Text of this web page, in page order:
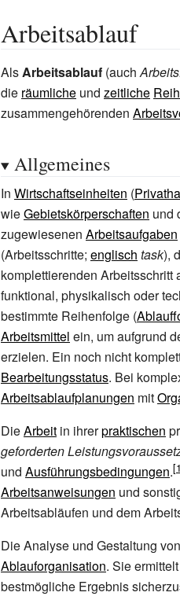
Arbeitsablauf
AlsArbeitsablauf (auch
die räumliche und zeitliche
zusammengehörenden
Allgemeines
In Wirtschaftseinheiten (
wieGebietskörperschaften und
zugewiesenen Arbeitsaufgaben
(Arbeitsschritte; englisch task),
komplettierenden
funktional, physikalisch oder
bestimmte Reihenfolge (
Arbeitsmittel ein, um aufgrund
erzielen. Ein noch nicht
Bearbeitungsstatus. Bei
Arbeitsablaufplanungen mit
DieArbeit in ihrerpraktischen
geforderten
und Ausführungsbedingungen.
Arbeitsanweisungen und
Arbeitsabläufen und dem
Die Analyse und Gestaltung
Ablauforganisation. Sie
bestmögliche Ergebnis